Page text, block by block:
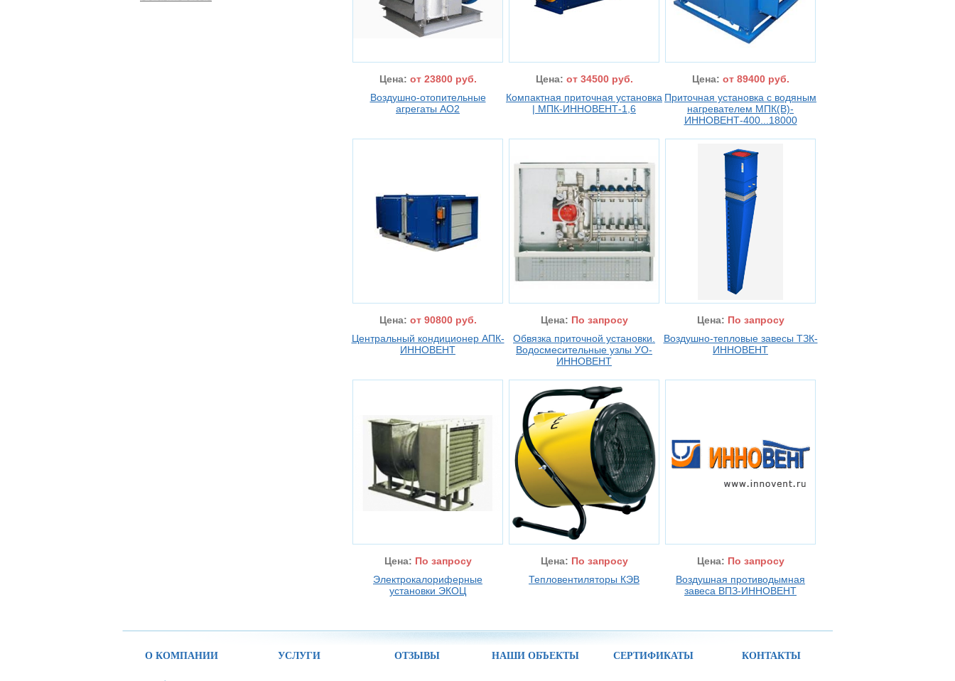
Цена: от 23800 руб.
Воздушно-отопительные
агрегаты АО2
Цена: от 34500 руб.
Компактная приточная установка
| МПК-ИННОВЕНТ-1,6
Цена: от 89400 руб.
Приточная установка с водяным
нагревателем МПК(В)-
ИННОВЕНТ-400...18000
Цена: от 90800 руб.
Центральный кондиционер АПК-
ИННОВЕНТ
Цена: По запросу
Обвязка приточной установки.
Водосмесительные узлы УО-
ИННОВЕНТ
Цена: По запросу
Воздушно-тепловые завесы ТЗК-
ИННОВЕНТ
Цена: По запросу
Электрокалориферные
установки ЭКОЦ
Цена: По запросу
Тепловентиляторы КЭВ
Цена: По запросу
Воздушная противодымная
завеса ВПЗ-ИННОВЕНТ
О КОМПАНИИ УСЛУГИ ОТЗЫВЫ НАШИ ОБЪЕКТЫ СЕРТИФИКАТЫ КОНТАКТЫ